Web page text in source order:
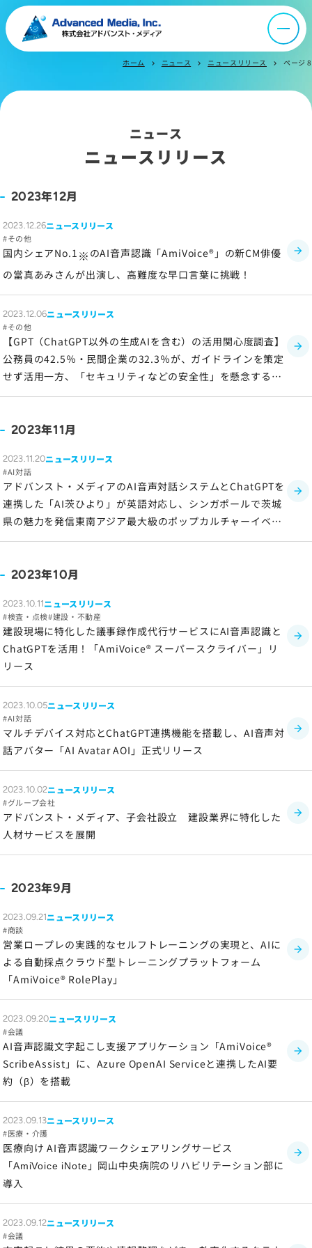
ニュース
採用情報
お問い合わせ
サイトマップ
ソーシャルメディアポリシー
プライバシーポリシー
情報セキュリティポリシー
ホーム chevron_right ニュース chevron_right ニュースリリース chevron_right ページ 8
ニュース
ニュースリリース
2023年12月
2023.12.26ニュースリリース
その他
国内シェアNo.1 ※ のAI音声認識「AmiVoice®」の新CM俳優
の當真あみさんが出演し、高難度な早口言葉に挑戦！
2023.12.06ニュースリリース
その他
【GPT（ChatGPT以外の生成AIを含む）の活用関心度調査】
公務員の42.5％・民間企業の32.3％が、ガイドラインを策定
せず活用一方、「セキュリティなどの安全性」を懸念する声
が66.0％
2023年11月
2023.11.20ニュースリリース
AI対話
アドバンスト・メディアのAI音声対話システムとChatGPTを
連携した「AI茨ひより」が英語対応し、シンガポールで茨城
県の魅力を発信東南アジア最大級のポップカルチャーイベン
トAFAに登場！
2023年10月
2023.10.11ニュースリリース
検査・点検 建設・不動産
建設現場に特化した議事録作成代行サービスにAI音声認識と
ChatGPTを活用！「AmiVoice® スーパースクライバー」リ
リース
2023.10.05ニュースリリース
AI対話
マルチデバイス対応とChatGPT連携機能を搭載し、AI音声対
話アバター「AI Avatar AOI」正式リリース
2023.10.02ニュースリリース
グループ会社
アドバンスト・メディア、子会社設立 建設業界に特化した
人材サービスを展開
2023年9月
2023.09.21ニュースリリース
商談
営業ロープレの実践的なセルフトレーニングの実現と、AIに
よる自動採点クラウド型トレーニングプラットフォーム
「AmiVoice® RolePlay」
2023.09.20ニュースリリース
会議
AI音声認識文字起こし支援アプリケーション「AmiVoice®
ScribeAssist」に、Azure OpenAI Serviceと連携したAI要
約（β）を搭載
2023.09.13ニュースリリース
医療・介護
医療向け AI音声認識ワークシェアリングサービス
「AmiVoice iNote 」岡山中央病院のリハビリテーション部に
導入
2023.09.12ニュースリリース
会議